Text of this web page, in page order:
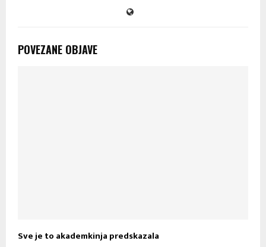
POVEZANE OBJAVE
Sve je to akademkinja predskazala